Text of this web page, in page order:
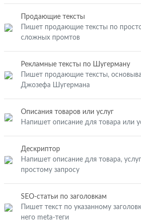
Продающие тексты
Пишет продающие тексты по
сложных промтов
Рекламные тексты по Шугерману
Пишет продающие тексты,
Джозефа Шугермана
Описания товаров или услуг
Напишет описание для товара или
Дескриптор
Напишет описание для товара,
простому запросу
SEO-статьи по заголовкам
Пишет текст по указанному
него meta-теги